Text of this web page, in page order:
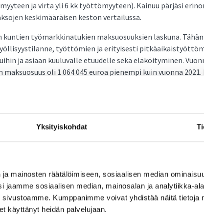
Yksityiskohdat
mainosten räätälöimiseen, sosiaalisen median
jaamme sosiaalisen median, mainosalan ja analytiikka-
Kumppanimme voivat yhdistää näitä tietoja
käyttänyt heidän palvelujaan.
ja virta yli 6 kk työttömyyteen). Kainuu pärjäsi
keskimääräisen keston vertailussa.
työmarkkinatukien maksuosuuksien laskuna.
työttömien ja erityisesti
ja asiaan kuuluvalle etuudelle sekä eläköityminen.
oli 1 064 045 euroa pienempi kuin vuonna 2021.
kuntiin ja työnhakijoiden
työ- ja elinkeinopalveluista on kuntakokeilun myötä tuotu
osaamista kuntien yhteisellä opinnollistamisen
erityisesti motivoituneelle, osaavalle ja joustavalle